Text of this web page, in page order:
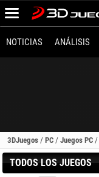
NOTICIAS ANÁLISIS
3DJuegos / PC / Juegos PC /
TODOS LOS JUEGOS